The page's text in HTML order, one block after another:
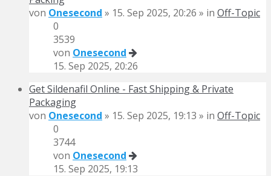
von Onesecond » 15. Sep 2025, 20:26 » in Off-Topic
0
3539
von Onesecond
15. Sep 2025, 20:26
Get Sildenafil Online - Fast Shipping & Private
Packaging
von Onesecond » 15. Sep 2025, 19:13 » in Off-Topic
0
3744
von Onesecond
15. Sep 2025, 19:13